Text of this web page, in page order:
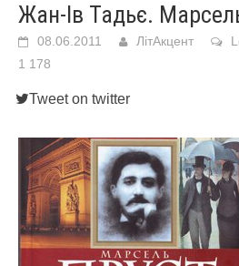
Жан-Ів Тадьє.
08.06.2011 ЛітАкцент
1 178
Tweet on twitter